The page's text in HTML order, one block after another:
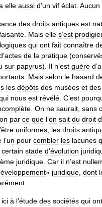
elle aussi d’un vif éclat. Aucun
des droits antiques est
. Mais elle s’est
qui ont fait connaître
’actes de la pratique (
sur papyrus). Il n’est guère d’
. Mais selon le hasard
les dépôts des musées et des
nous est révélé. C’est
. On ne saurait, sans
par ce que l’on sait du droit d
’être uniformes, les droits
l’un pour combler les lacunes
certain stade d’évolution
juridique. Car il n’est
» juridique, dont
.
ici à l’étude des sociétés qui ont